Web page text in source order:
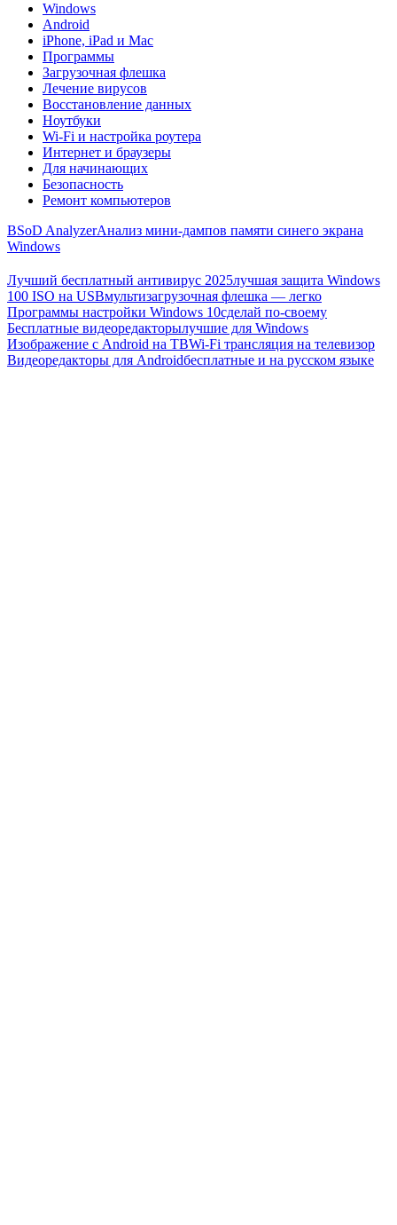
Windows
Android
iPhone, iPad и Mac
Программы
Загрузочная флешка
Лечение вирусов
Восстановление данных
Ноутбуки
Wi-Fi и настройка роутера
Интернет и браузеры
Для начинающих
Безопасность
Ремонт компьютеров
BSoD AnalyzerАнализ мини-дампов памяти синего экрана
Windows
Лучший бесплатный антивирус 2025лучшая защита Windows
100 ISO на USBмультизагрузочная флешка — легко
Программы настройки Windows 10сделай по-своему
Бесплатные видеоредакторылучшие для Windows
Изображение с Android на ТВWi-Fi трансляция на телевизор
Видеоредакторы для Androidбесплатные и на русском языке